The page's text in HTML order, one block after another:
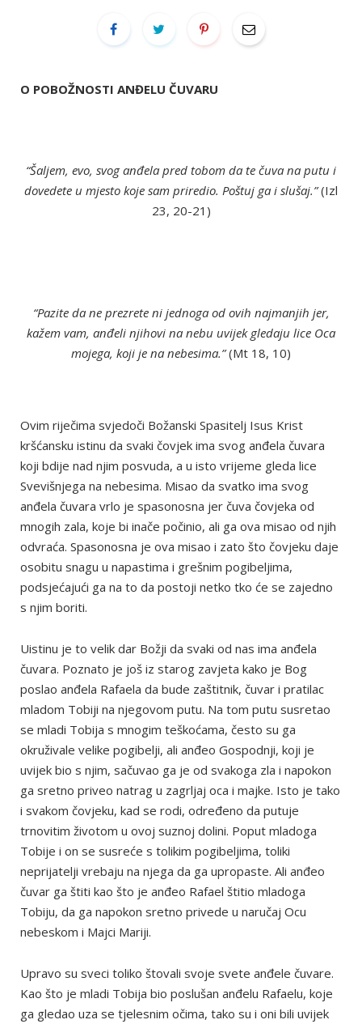
O POBOŽNOSTI ANĐELU ČUVARU
“Šaljem, evo, svog anđela pred tobom da te čuva na putu i
dovedete u mjesto koje sam priredio. Poštuj ga i slušaj.”(Izl
23, 20-21)
“Pazite da ne prezrete ni jednoga od ovih najmanjih jer,
kažem vam, anđeli njihovi na nebu uvijek gledaju lice Oca
mojega, koji je na nebesima.”(Mt 18, 10)
Ovim riječima svjedoči Božanski Spasitelj Isus Krist
kršćansku istinu da svaki čovjek ima svog anđela čuvara
koji bdije nad njim posvuda, a u isto vrijeme gleda lice
Svevišnjega na nebesima. Misao da svatko ima svog
anđela čuvara vrlo je spasonosna jer čuva čovjeka od
mnogih zala, koje bi inače počinio, ali ga ova misao od njih
odvraća. Spasonosna je ova misao i zato što čovjeku daje
osobitu snagu u napastima i grešnim pogibeljima,
podsjećajući ga na to da postoji netko tko će se zajedno
s njim boriti.
Uistinu je to velik dar Božji da svaki od nas ima anđela
čuvara. Poznato je još iz starog zavjeta kako je Bog
poslao anđela Rafaela da bude zaštitnik, čuvar i pratilac
mladom Tobiji na njegovom putu. Na tom putu susretao
se mladi Tobija s mnogim teškoćama, često su ga
okruživale velike pogibelji, ali anđeo Gospodnji, koji je
uvijek bio s njim, sačuvao ga je od svakoga zla i napokon
ga sretno priveo natrag u zagrljaj oca i majke. Isto je tako
i svakom čovjeku, kad se rodi, određeno da putuje
trnovitim životom u ovoj suznoj dolini. Poput mladoga
Tobije i on se susreće s tolikim pogibeljima, toliki
neprijatelji vrebaju na njega da ga upropaste. Ali anđeo
čuvar ga štiti kao što je anđeo Rafael štitio mladoga
Tobiju, da ga napokon sretno privede u naručaj Ocu
nebeskom i Majci Mariji.
Upravo su sveci toliko štovali svoje svete anđele čuvare.
Kao što je mladi Tobija bio poslušan anđelu Rafaelu, koje
ga gledao uza se tjelesnim očima, tako su i oni bili uvijek